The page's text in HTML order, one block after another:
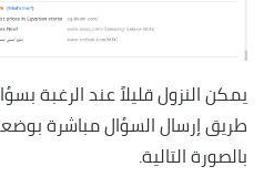
يمكن النزول قليلاً عند الرغبة
طريق إرسال السؤال مباشرة
بالصورة التالية.